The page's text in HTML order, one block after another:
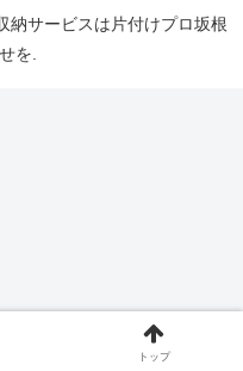
納サービスは片付けプロ坂根
を.
トップ